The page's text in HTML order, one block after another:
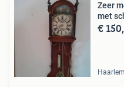
Zeer
met
€
Haarlem